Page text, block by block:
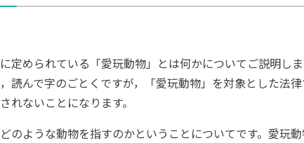
定められている「愛玩動物」とは何かについてご説明し
読んで字のごとくですが，「愛玩動物」を対象とした法
れないことになります。
のような動物を指すのかということについてです。愛玩動